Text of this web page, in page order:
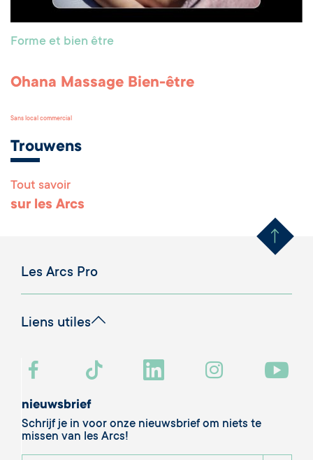
Forme et bien être
Ohana Massage Bien-être
Sans local commercial
Trouwens
Tout savoir
sur les Arcs Remonter
Les Arcs Pro
Liens utiles
nieuwsbrief
Schrijf je in voor onze nieuwsbrief om niets te
missen van les Arcs!